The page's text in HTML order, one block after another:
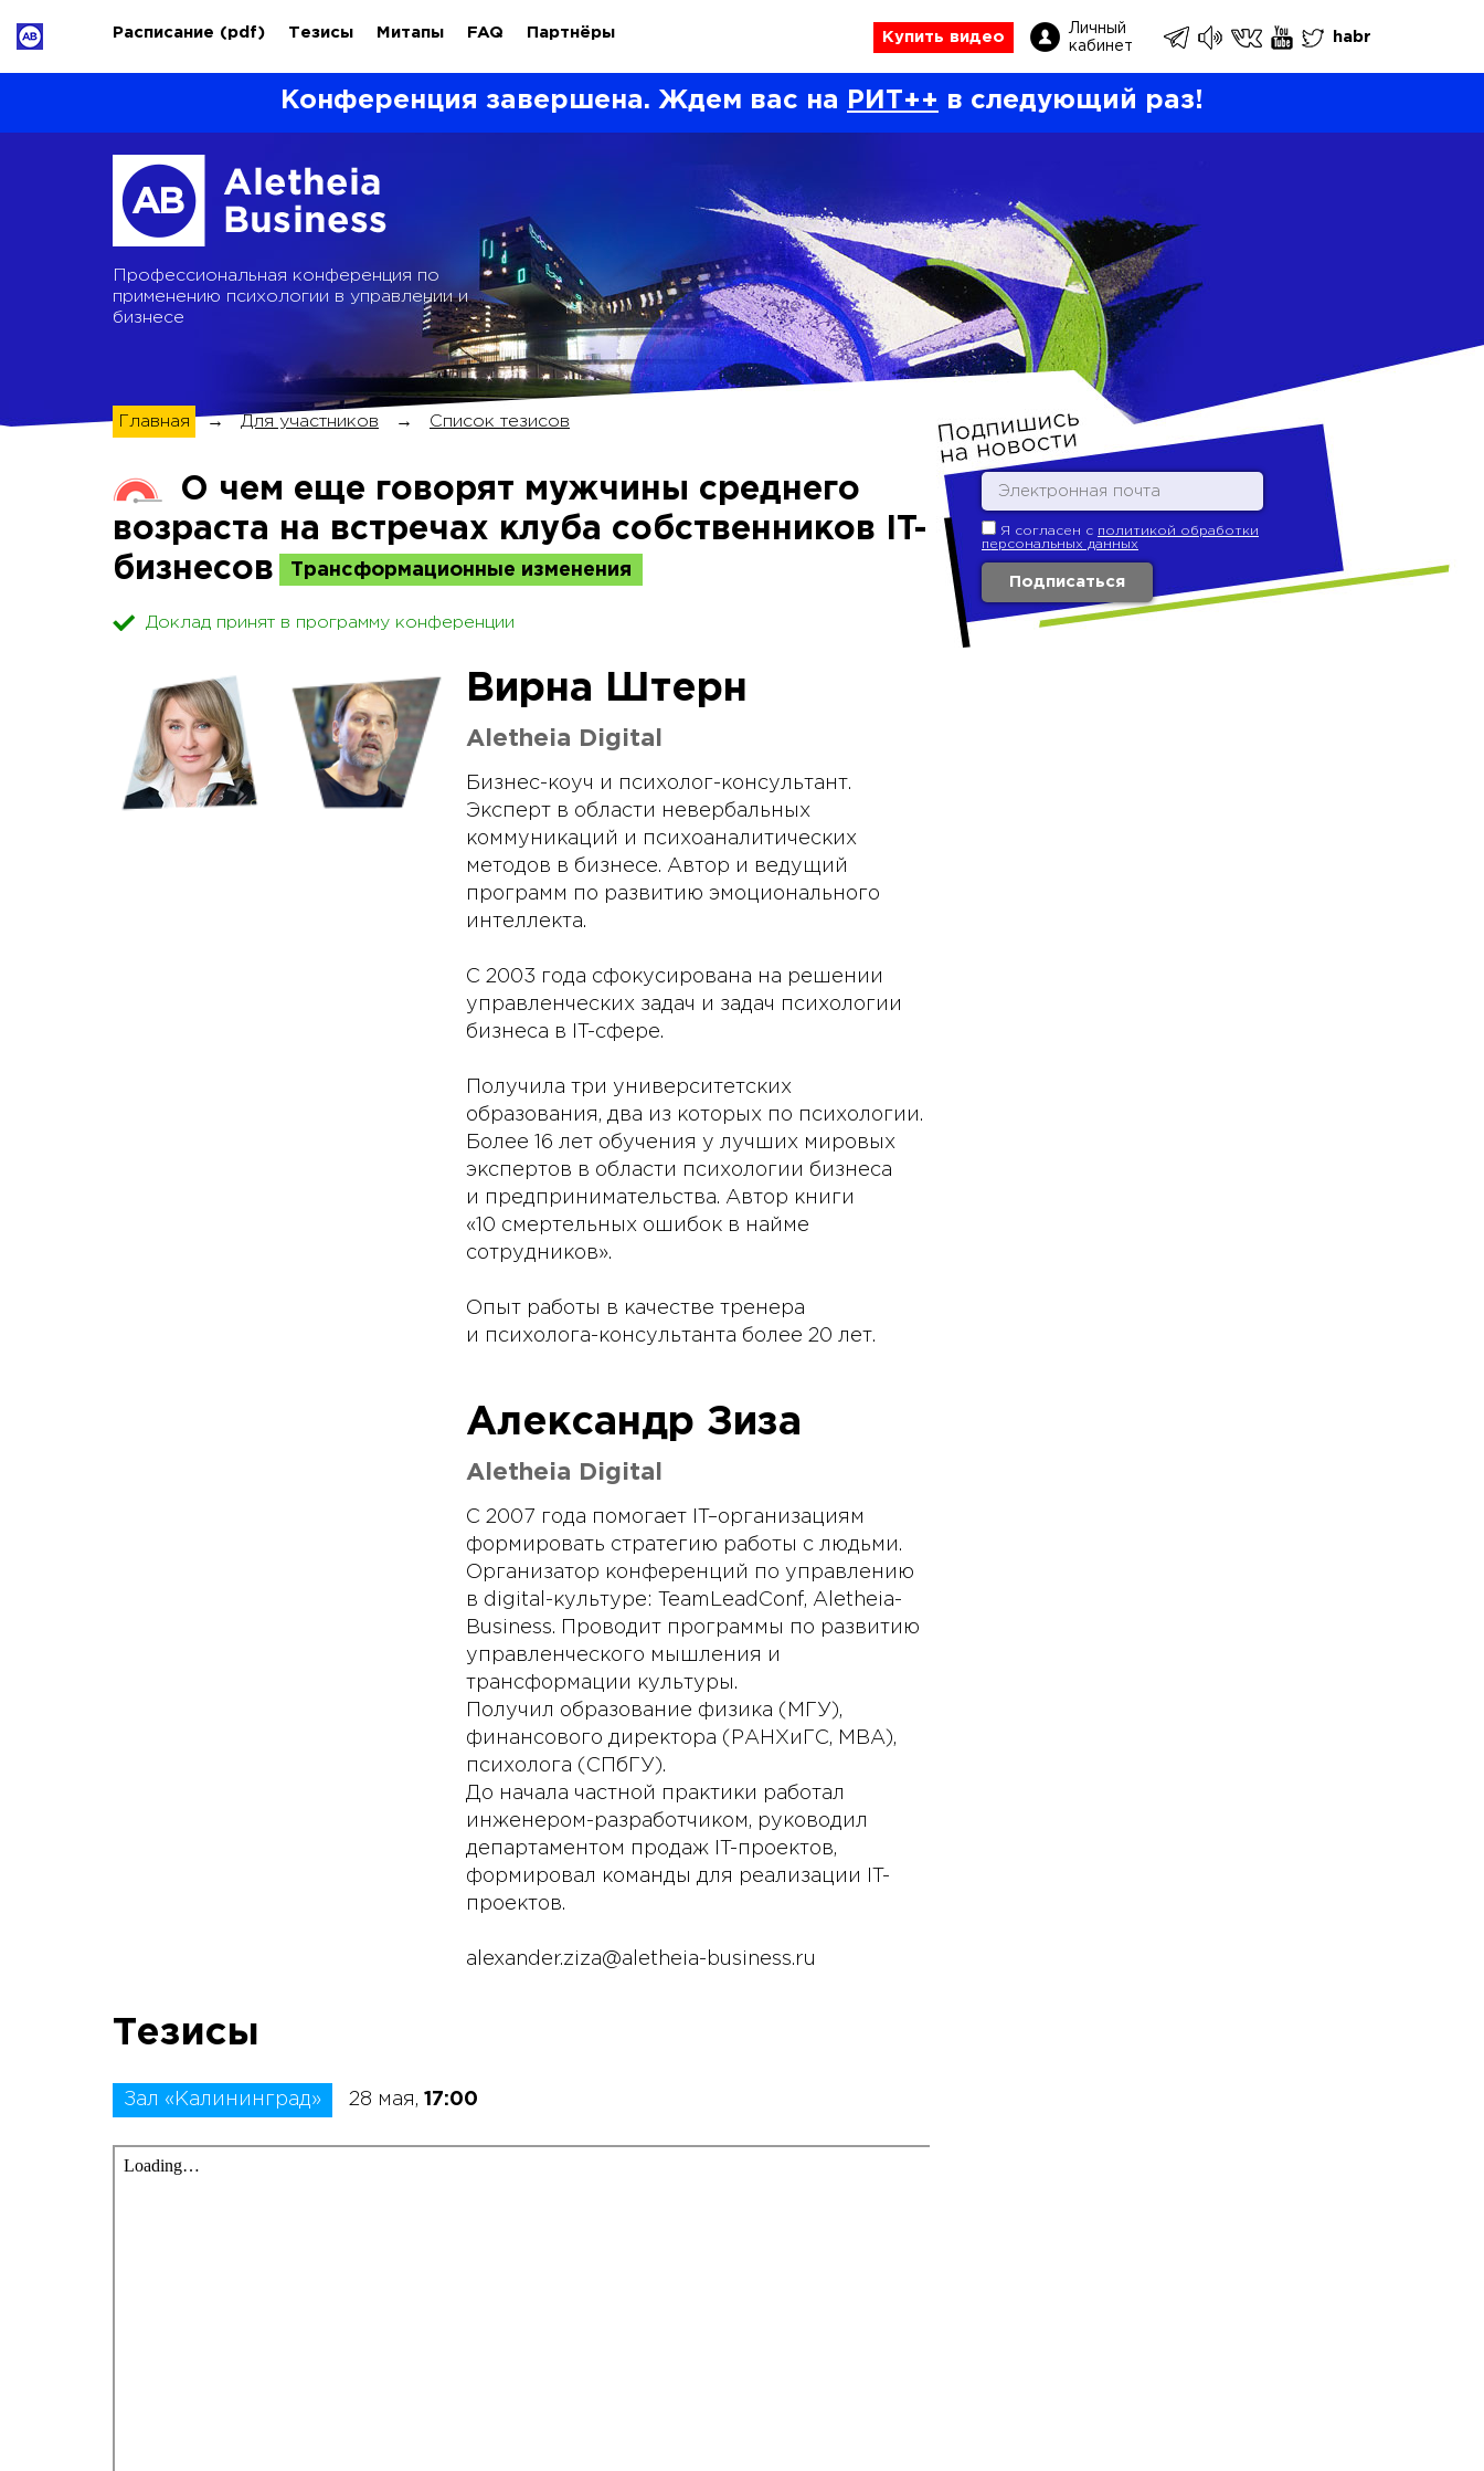
Купить видео
Личный
кабинет
habr
Расписание (pdf) Тезисы Митапы FAQ Партнёры
Конференция завершена. Ждем вас на РИТ++ в следующий раз!
Профессиональная конференция по
применению психологии в управлении и
бизнесе
Главная → Для участников → Список тезисов
О чем еще говорят мужчины среднего
возраста на встречах клуба собственников IT-
бизнесов
Трансформационные изменения
Доклад принят в программу конференции
Вирна Штерн
Aletheia Digital
Бизнес-коуч и психолог-консультант.
Эксперт в области невербальных
коммуникаций и психоаналитических
методов в бизнесе. Автор и ведущий
программ по развитию эмоционального
интеллекта.
С 2003 года сфокусирована на решении
управленческих задач и задач психологии
бизнеса в IT-сфере.
Получила три университетских
образования, два из которых по психологии.
Более 16 лет обучения у лучших мировых
экспертов в области психологии бизнеса
и предпринимательства. Автор книги
«10 смертельных ошибок в найме
сотрудников».
Опыт работы в качестве тренера
и психолога-консультанта более 20 лет.
Александр Зиза
Aletheia Digital
С 2007 года помогает IT–организациям
формировать стратегию работы с людьми.
Организатор конференций по управлению
в digital-культуре: TeamLeadConf, Aletheia-
Business. Проводит программы по развитию
управленческого мышления и
трансформации культуры.
Получил образование физика (МГУ),
финансового директора (РАНХиГС, MBA),
психолога (СПбГУ).
До начала частной практики работал
инженером-разработчиком, руководил
департаментом продаж IT-проектов,
формировал команды для реализации IT-
проектов.
alexander.ziza@aletheia-business.ru
Тезисы
Зал «Калининград» 28 мая, 17:00
Я согласен с политикой обработки
персональных данных